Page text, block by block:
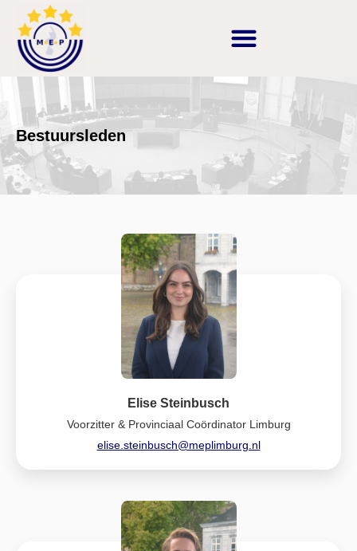
Bestuursleden
Elise Steinbusch
Voorzitter & Provinciaal Coördinator Limburg
elise.steinbusch@meplimburg.nl